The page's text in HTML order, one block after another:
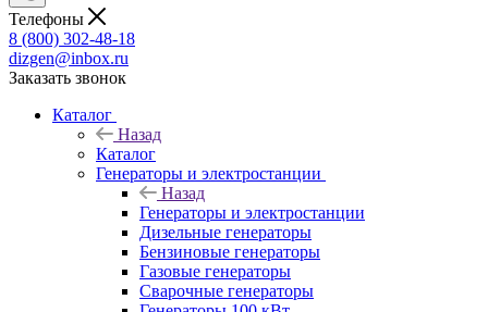
Телефоны
8 (800) 302-48-18
dizgen@inbox.ru
Заказать звонок
Каталог
Назад
Каталог
Генераторы и электростанции
Назад
Генераторы и электростанции
Дизельные генераторы
Бензиновые генераторы
Газовые генераторы
Сварочные генераторы